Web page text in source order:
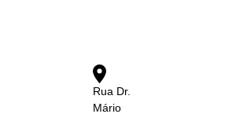
Rua Dr.
Mário